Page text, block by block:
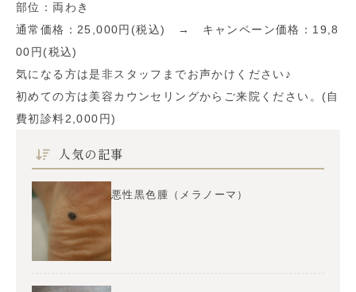
部位：両わき
通常価格：25,000円(税込) → キャンペーン価格：19,8
00円(税込)
気になる方は是非スタッフまでお声かけください♪
初めての方は美容カウンセリングからご来院ください。(自
費初診料2,000円)
人気の記事
悪性黒色腫（メラノーマ）